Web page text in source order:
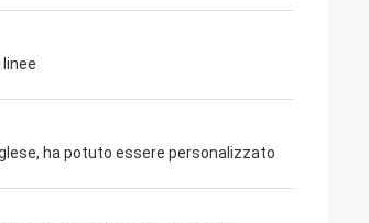
linee
ha potuto essere personalizzato